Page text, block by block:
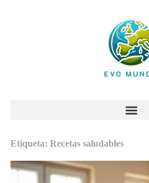
Etiqueta: Recetas saludables